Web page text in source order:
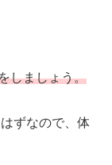
しましょう。
ずなので、体